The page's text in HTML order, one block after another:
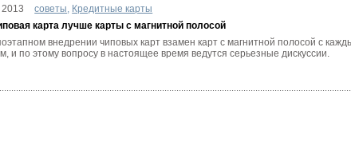
советы, Кредитные карты
карта лучше карты с магнитной полосой
внедрении чиповых карт взамен карт с магнитной полосой с
и по этому вопросу в настоящее время ведутся серьезные дискуссии.